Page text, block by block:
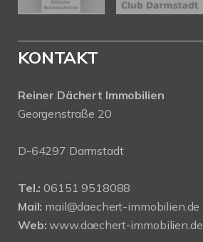
KONTAKT
Reiner Dächert Immobilien
Georgenstraße 20
D-64297 Darmstadt
Tel.: 06151 9518088
Mail: mail@daechert-immobilien.de
Web: www.daechert-immobilien.de